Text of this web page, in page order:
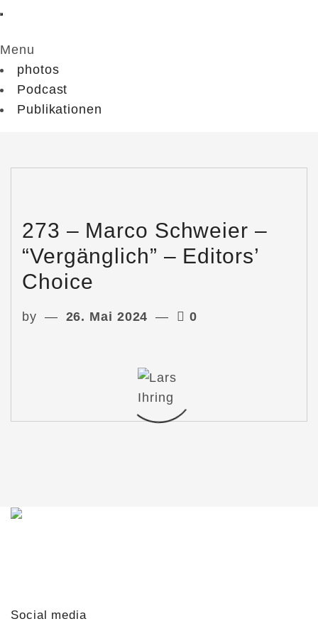
Menu
photos
Podcast
Publikationen
273 – Marco Schweier –
“Vergänglich” – Editors’
Choice
by 26. Mai 2024 0
Social media